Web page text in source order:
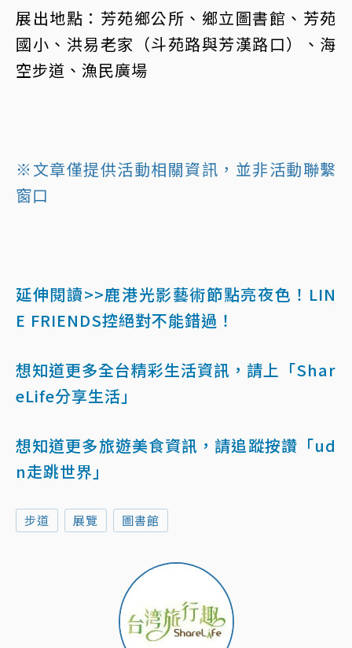
展出地點：芳苑鄉公所、鄉立圖書館、芳苑
國小、洪易老家（斗苑路與芳漢路口）、海
空步道、漁民廣場
※文章僅提供活動相關資訊，並非活動聯繫
窗口
延伸閱讀>>鹿港光影藝術節點亮夜色！LIN
E FRIENDS控絕對不能錯過！
想知道更多全台精彩生活資訊，請上「Shar
eLife分享生活」
想知道更多旅遊美食資訊，請追蹤按讚「ud
n走跳世界」
步道 展覽 圖書館